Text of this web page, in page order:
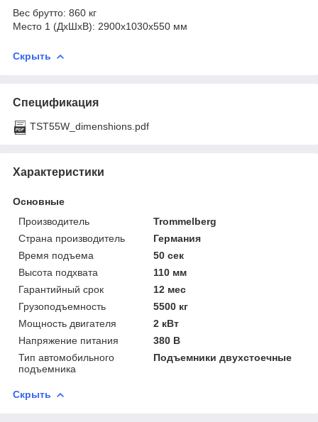
Вес брутто: 860 кг
Место 1 (ДхШхВ): 2900х1030х550 мм
Скрыть
Спецификация
TST55W_dimenshions.pdf
Характеристики
Основные
Производитель
Trommelberg
Страна производитель
Германия
Время подъема
50 сек
Высота подхвата
110 мм
Гарантийный срок
12 мес
Грузоподъемность
5500 кг
Мощность двигателя
2 кВт
Напряжение питания
380 В
Тип автомобильного
подъемника
Подъемники двухстоечные
Скрыть